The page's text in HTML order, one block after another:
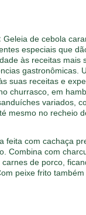
Geleia de cebola
especiais que
às receitas mais
gastronômicas.
suas receitas e
churrasco, em
variados,
mesmo no recheio
feita com cachaça
Combina com
de porco,
peixe frito